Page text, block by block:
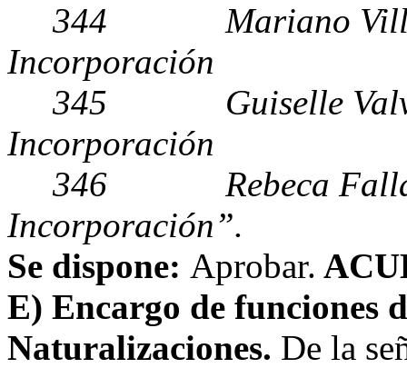
344 Mariano
Incorporación
345 Guiselle
Incorporación
346 Rebeca
Incorporación”.
Se dispone: Aprobar.
E) Encargo de funciones
Naturalizaciones. De la